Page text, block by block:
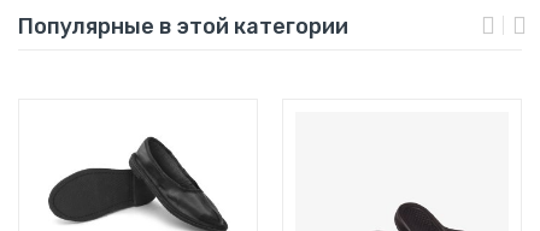
Популярные в этой категории